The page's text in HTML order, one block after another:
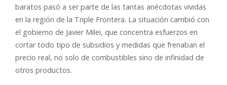
baratos pasó a ser parte de las tantas anécdotas vividas
en la región de la Triple Frontera. La situación cambió con
el gobierno de Javier Milei, que concentra esfuerzos en
cortar todo tipo de subsidios y medidas que frenaban el
precio real, no solo de combustibles sino de infinidad de
otros productos.